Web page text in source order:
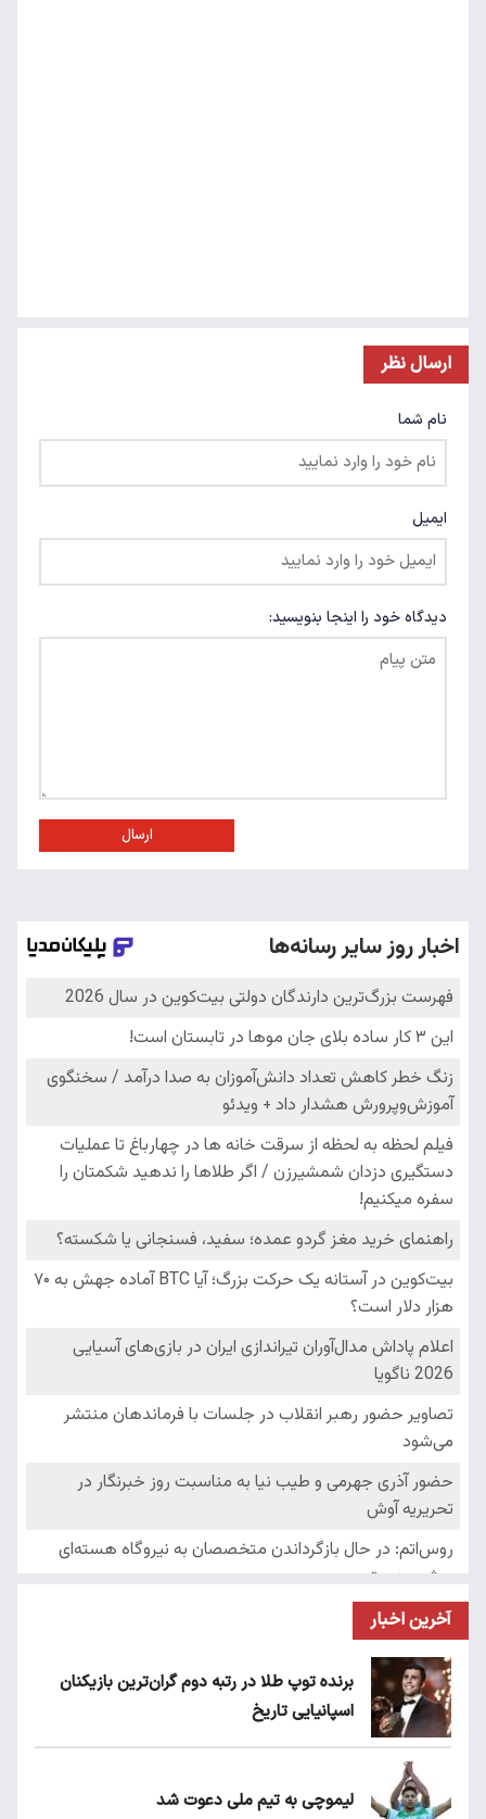
ارسال نظر
نام شما
ایمیل
دیدگاه خود را اینجا بنویسید:
ارسال
آخرین اخبار
برنده توپ طلا در رتبه دوم گران‌ترین بازیکنان
اسپانیایی تاریخ
لیموچی به تیم ملی دعوت شد